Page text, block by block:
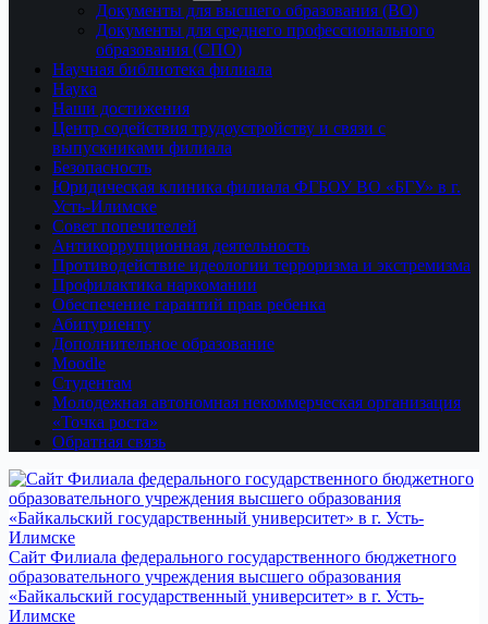
Документы для высшего образования (ВО)
Документы для среднего профессионального
образования (СПО)
Научная библиотека филиала
Наука
Наши достижения
Центр содействия трудоустройству и связи с
выпускниками филиала
Безопасность
Юридическая клиника филиала ФГБОУ ВО «БГУ» в г.
Усть-Илимске
Совет попечителей
Антикоррупционная деятельность
Противодействие идеологии терроризма и экстремизма
Профилактика наркомании
Обеспечение гарантий прав ребенка
Абитуриенту
Дополнительное образование
Moodle
Студентам
Молодежная автономная некоммерческая организация
«Точка роста»
Обратная связь
Сайт Филиала федерального государственного бюджетного
образовательного учреждения высшего образования
«Байкальский государственный университет» в г. Усть-
Илимске